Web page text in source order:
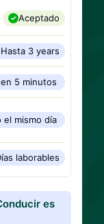
Aceptado
Hasta 3 years
5 minutos
el mismo día
laborables
es